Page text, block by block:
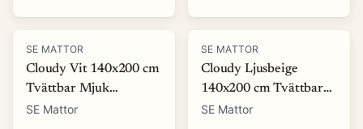
-70%
SE MATTOR
Cloudy Vit 140x200 cm
Tvättbar Mjuk
Ryamatta
SE Mattor
-70%
SE MATTOR
Cloudy Ljusbeige
140x200 cm Tvättbar
Mjuk Ryamatta
SE Mattor